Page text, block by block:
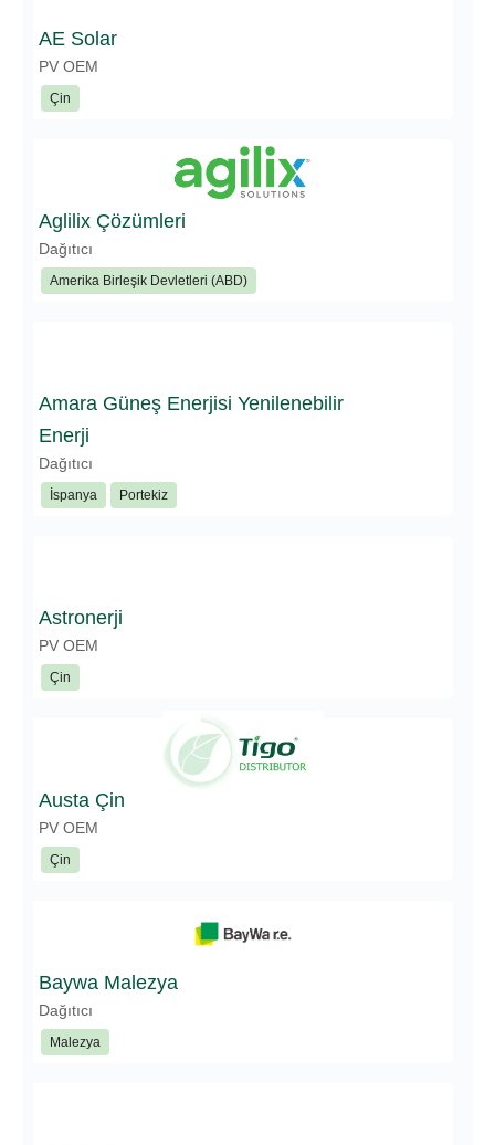
AE Solar
PV OEM
Çin
Aglilix Çözümleri
Dağıtıcı
Amerika Birleşik Devletleri (ABD)
Amara Güneş Enerjisi Yenilenebilir
Enerji
Dağıtıcı
İspanya Portekiz
Astronerji
PV OEM
Çin
Austa Çin
PV OEM
Çin
Baywa Malezya
Dağıtıcı
Malezya